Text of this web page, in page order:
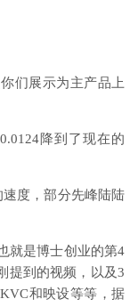
们展示为主产品上
降到了现在的
度，部分先峰陆陆
就是博士创业的第4
提到的视频，以及3
和映设等等，据